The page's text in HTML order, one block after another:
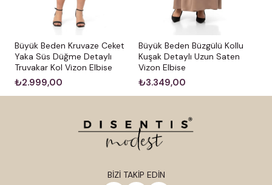
Büyük Beden Kruvaze Ceket
Yaka Süs Düğme Detaylı
Truvakar Kol Vizon Elbise
₺2.999,00
Büyük Beden Büzgülü Kollu
Kuşak Detaylı Uzun Saten
Vizon Elbise
₺3.349,00
BİZİ TAKİP EDİN